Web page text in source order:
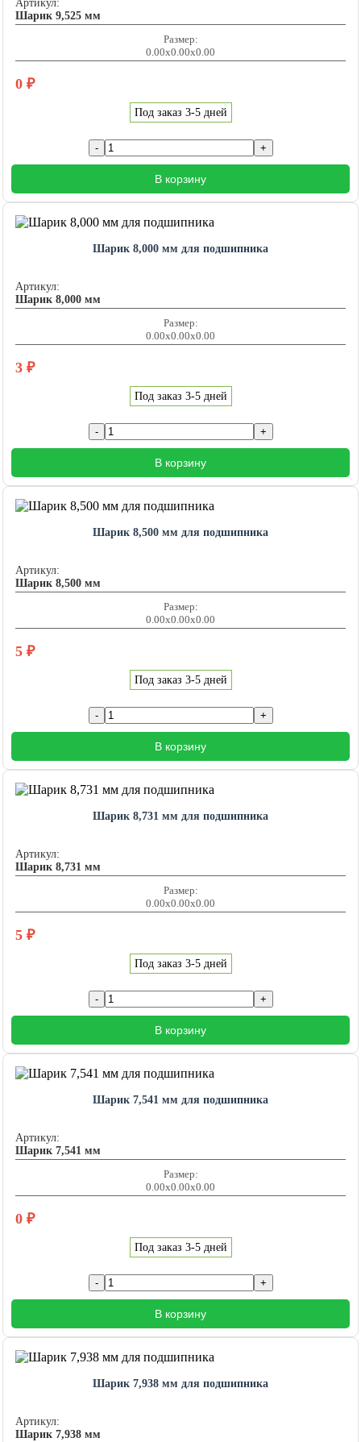
Артикул:
Шарик 9,525 мм
Размер:
0.00x0.00x0.00
0 ₽
Под заказ 3-5 дней
В корзину
Шарик 8,000 мм для подшипника
Артикул:
Шарик 8,000 мм
Размер:
0.00x0.00x0.00
3 ₽
Под заказ 3-5 дней
В корзину
Шарик 8,500 мм для подшипника
Артикул:
Шарик 8,500 мм
Размер:
0.00x0.00x0.00
5 ₽
Под заказ 3-5 дней
В корзину
Шарик 8,731 мм для подшипника
Артикул:
Шарик 8,731 мм
Размер:
0.00x0.00x0.00
5 ₽
Под заказ 3-5 дней
В корзину
Шарик 7,541 мм для подшипника
Артикул:
Шарик 7,541 мм
Размер:
0.00x0.00x0.00
0 ₽
Под заказ 3-5 дней
В корзину
Шарик 7,938 мм для подшипника
Артикул:
Шарик 7,938 мм